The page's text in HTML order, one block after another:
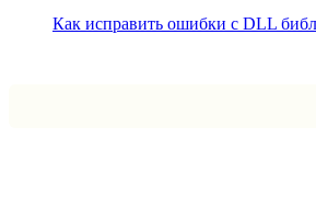
Как исправить ошибки с DLL